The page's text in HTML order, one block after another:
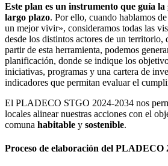
Este plan es un instrumento que guía
largo plazo. Por ello, cuando hablamos
un mejor vivir», consideramos todas las
desde los distintos actores de un territorio,
partir de esta herramienta, podemos
planificación, donde se indique los
iniciativas, programas y una cartera de
indicadores que permitan evaluar el
El PLADECO STGO 2024-2034 nos
locales alinear nuestras acciones con el
comuna habitable y sostenible.
Proceso de elaboración del PLADECO